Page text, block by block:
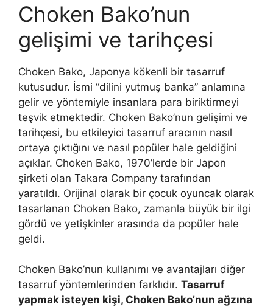
Choken Bako’nun
gelişimi ve tarihçesi
Choken Bako, Japonya kökenli bir tasarruf
kutusudur. İsmi “dilini yutmuş banka” anlamına
gelir ve yöntemiyle insanlara para biriktirmeyi
teşvik etmektedir. Choken Bako’nun gelişimi ve
tarihçesi, bu etkileyici tasarruf aracının nasıl
ortaya çıktığını ve nasıl popüler hale geldiğini
açıklar. Choken Bako, 1970’lerde bir Japon
şirketi olan Takara Company tarafından
yaratıldı. Orijinal olarak bir çocuk oyuncak olarak
tasarlanan Choken Bako, zamanla büyük bir ilgi
gördü ve yetişkinler arasında da popüler hale
geldi.
Choken Bako’nun kullanımı ve avantajları diğer
tasarruf yöntemlerinden farklıdır. Tasarruf
yapmak isteyen kişi, Choken Bako’nun ağzına